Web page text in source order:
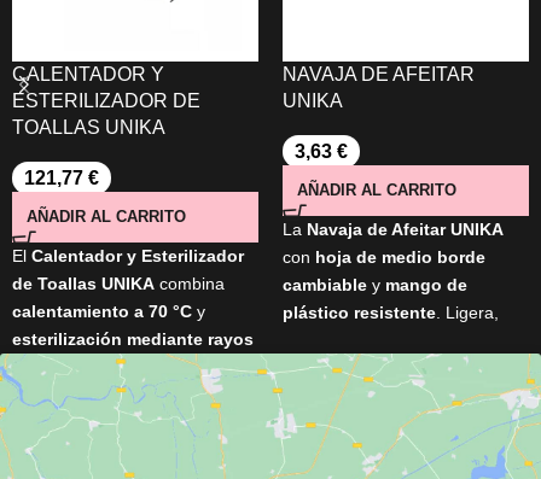
CALENTADOR Y
ESTERILIZADOR DE
TOALLAS UNIKA
121,77 €
AÑADIR AL CARRITO
El Calentador y Esterilizador
de Toallas UNIKA combina
calentamiento a 70 °C y
esterilización mediante rayos
para mantener las toallas
listas para cada servicio. Con
16 litros de capacidad
espacio para hasta 8 toallas
NAVAJA DE AFEITAR
UNIKA
3,63 €
AÑADIR AL CARRITO
La Navaja de Afeitar UNIKA
con hoja de medio borde
cambiable y mango de
plástico resistente . Ligera,
de barba y cabello.